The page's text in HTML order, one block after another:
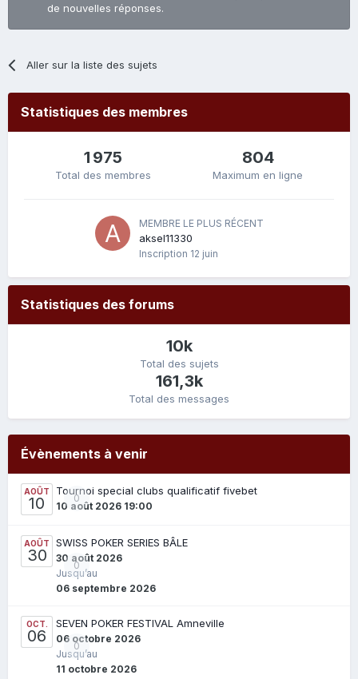
de nouvelles réponses.
Aller sur la liste des sujets
Statistiques des membres
1 975
Total des membres
804
Maximum en ligne
MEMBRE LE PLUS RÉCENT
aksel11330
Inscription 12 juin
Statistiques des forums
10k
Total des sujets
161,3k
Total des messages
Évènements à venir
AOÛT
10 0
Tournoi special clubs qualificatif fivebet
10 août 2026 19:00
AOÛT
30
0
SWISS POKER SERIES BÂLE
30 août 2026
Jusqu’au
06 septembre 2026
OCT.
06
0
SEVEN POKER FESTIVAL Amneville
06 octobre 2026
Jusqu’au
11 octobre 2026